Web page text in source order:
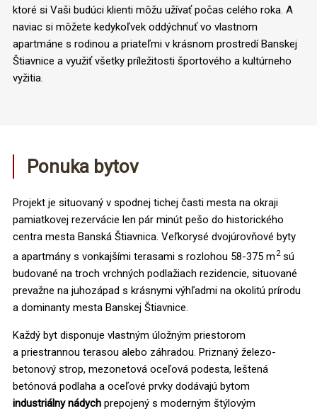
ktoré si Vaši budúci klienti môžu užívať počas celého roka. A
naviac si môžete kedykoľvek oddýchnuť vo vlastnom
apartmáne s rodinou a priateľmi v krásnom prostredí Banskej
Štiavnice a využiť všetky príležitosti športového a kultúrneho
vyžitia.
Ponuka bytov
Projekt je situovaný v spodnej tichej časti mesta na okraji
pamiatkovej rezervácie len pár minút pešo do historického
centra mesta Banská Štiavnica. Veľkorysé dvojúrovňové byty
a apartmány s vonkajšími terasami s rozlohou 58-375 m 2sú
budované na troch vrchných podlažiach rezidencie, situované
prevažne na juhozápad s krásnymi výhľadmi na okolitú prírodu
a dominanty mesta Banskej Štiavnice.
Každý byt disponuje vlastným úložným priestorom
a priestrannou terasou alebo záhradou. Priznaný železo-
betonový strop, mezonetová oceľová podesta, leštená
betónová podlaha a oceľové prvky dodávajú bytom
industriálny nádych prepojený s moderným štýlovým